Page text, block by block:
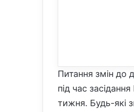
Питання змін до
під час
тижня. Будь-які